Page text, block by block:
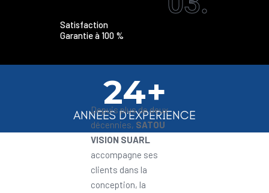
Satisfaction
Garantie à 100 %
24+
ANNEES D'EXPERIENCE
Depuis plus de deux
décennies, SATOU
VISION SUARL
accompagne ses
clients dans la
conception, la